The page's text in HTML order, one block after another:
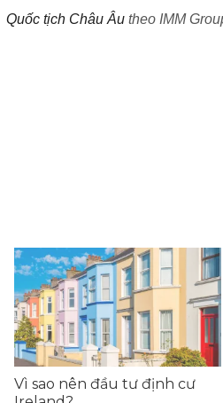
Quốc tịch Châu Âu theo IMM
Vì sao nên đầu tư định cư